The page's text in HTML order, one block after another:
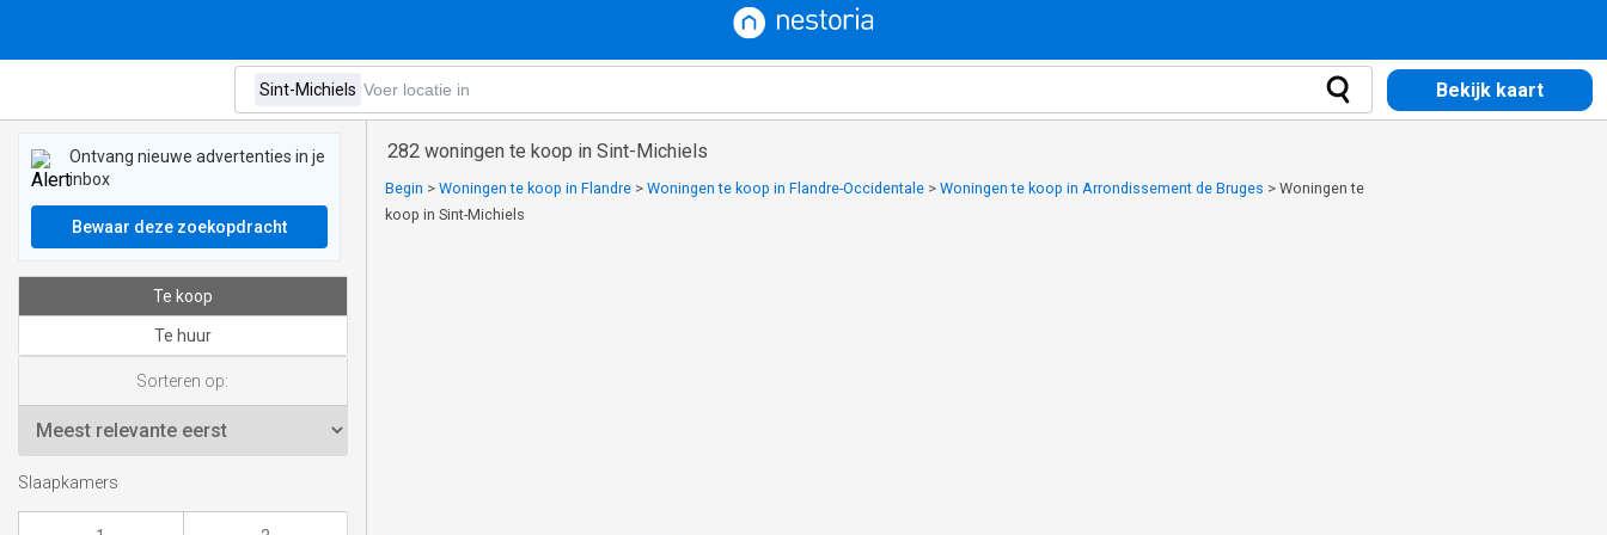
Bekijk kaart
282 woningen te koop in Sint-Michiels
Begin > Woningen te koop in Flandre > Woningen te koop in Flandre-Occidentale > Woningen te koop in Arrondissement de Bruges > Woningen te
koop in Sint-Michiels
Ontvang nieuwe advertenties in je
inbox
Bewaar deze zoekopdracht
Te koop
Te huur
Sorteren op:
Slaapkamers